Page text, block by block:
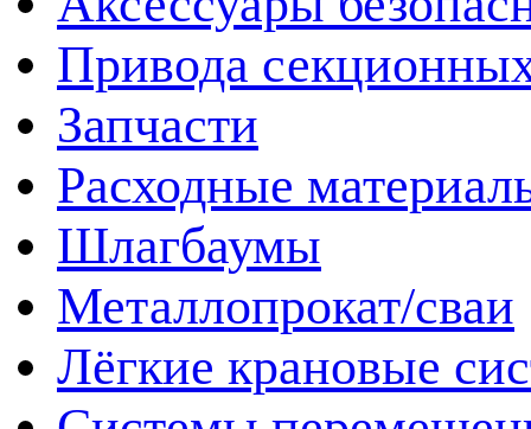
Привода
Запчасти
Расходные
Шлагбаумы
Металлопрокат/сваи
Лёгкие крановые